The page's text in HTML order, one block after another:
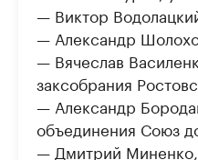
— Виктор
— Александр
— Вячеслав
заксобрания
— Александр
объединения Союз
— Дмитрий Миненко,